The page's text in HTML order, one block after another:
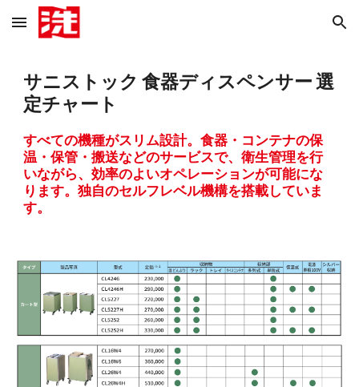
Skip to main content Skip to navigation
サニストック 食器ディスペンサー 選
定チャート
すべての機種がスリム設計。食器・コンテナの保
温・保管・搬送などのサービスで、衛生管理を行
いながら、効率のよいオペレーションが可能にな
ります。独自のセルフレベル機構を搭載していま
す。